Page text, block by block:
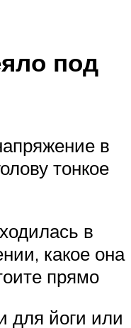
под
в
тонкое
в
какое она
прямо
для йоги или